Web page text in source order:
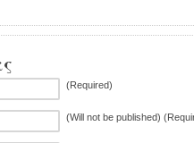
(Required)
(Will not be published)